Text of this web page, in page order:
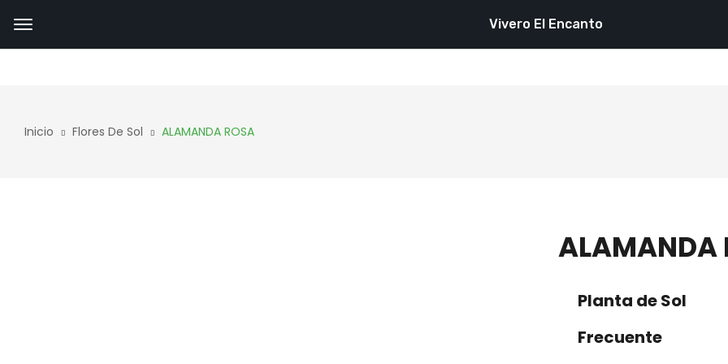
Inicio Flores De Sol ALAMANDA ROSA
ALAMANDA
Planta de Sol
Frecuente
Vivero El Encanto